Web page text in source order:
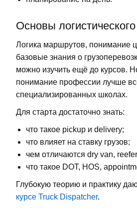
Основы
Логика маршрутов, понимание
базовые знания о
можно изучить ещё до курсов.
понимание профессии лучше
специализированных школах.
Для старта достаточно знать:
что такое pickup и delivery;
что влияет на ставку грузов;
чем отличаются dry van,
что такое DOT, HOS,
Глубокую теорию и практику
курсе Truck Dispatcher.